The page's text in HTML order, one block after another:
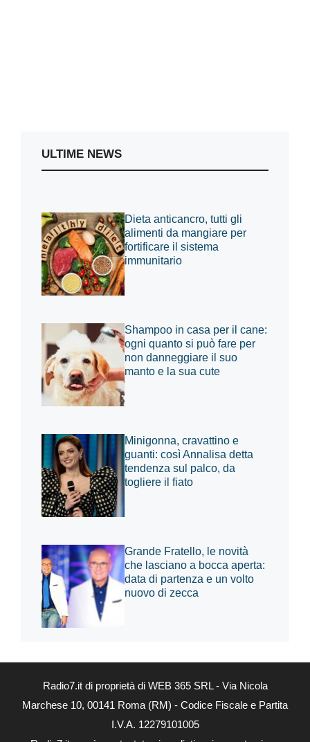
ULTIME NEWS
Dieta anticancro, tutti gli
alimenti da mangiare per
fortificare il sistema
immunitario
Shampoo in casa per il cane:
ogni quanto si può fare per
non danneggiare il suo
manto e la sua cute
Minigonna, cravattino e
guanti: così Annalisa detta
tendenza sul palco, da
togliere il fiato
Grande Fratello, le novità
che lasciano a bocca aperta:
data di partenza e un volto
nuovo di zecca
Radio7.it di proprietà di WEB 365 SRL - Via Nicola
Marchese 10, 00141 Roma (RM) - Codice Fiscale e Partita
I.V.A. 12279101005